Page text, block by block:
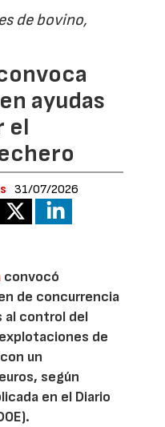
de bovino,
ayudas
el
31/07/2026
convocó
de concurrencia
al control del
de
un
según
en el Diario